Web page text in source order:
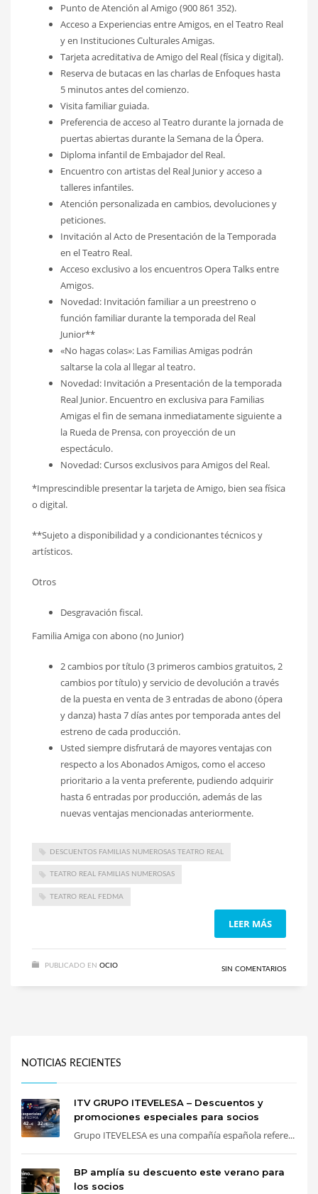
Punto de Atención al Amigo (900 861 352).
Acceso a Experiencias entre Amigos, en el Teatro Real
y en Instituciones Culturales Amigas.
Tarjeta acreditativa de Amigo del Real (física y digital).
Reserva de butacas en las charlas de Enfoques hasta
5 minutos antes del comienzo.
Visita familiar guiada.
Preferencia de acceso al Teatro durante la jornada de
puertas abiertas durante la Semana de la Ópera.
Diploma infantil de Embajador del Real.
Encuentro con artistas del Real Junior y acceso a
talleres infantiles.
Atención personalizada en cambios, devoluciones y
peticiones.
Invitación al Acto de Presentación de la Temporada
en el Teatro Real.
Acceso exclusivo a los encuentros Opera Talks entre
Amigos.
Novedad: Invitación familiar a un preestreno o
función familiar durante la temporada del Real
Junior**
«No hagas colas»: Las Familias Amigas podrán
saltarse la cola al llegar al teatro.
Novedad: Invitación a Presentación de la temporada
Real Junior. Encuentro en exclusiva para Familias
Amigas el fin de semana inmediatamente siguiente a
la Rueda de Prensa, con proyección de un
espectáculo.
Novedad: Cursos exclusivos para Amigos del Real.
*Imprescindible presentar la tarjeta de Amigo, bien sea física
o digital.
**Sujeto a disponibilidad y a condicionantes técnicos y
artísticos.
Otros
Desgravación fiscal.
Familia Amiga con abono (no Junior)
2 cambios por título (3 primeros cambios gratuitos, 2
cambios por título) y servicio de devolución a través
de la puesta en venta de 3 entradas de abono (ópera
y danza) hasta 7 días antes por temporada antes del
estreno de cada producción.
Usted siempre disfrutará de mayores ventajas con
respecto a los Abonados Amigos, como el acceso
prioritario a la venta preferente, pudiendo adquirir
hasta 6 entradas por producción, además de las
nuevas ventajas mencionadas anteriormente.
DESCUENTOS FAMILIAS NUMEROSAS TEATRO REAL
TEATRO REAL FAMILIAS NUMEROSAS
TEATRO REAL FEDMA
LEER MÁS
PUBLICADO EN OCIO SIN COMENTARIOS
NOTICIAS RECIENTES
ITV GRUPO ITEVELESA – Descuentos y
promociones especiales para socios
Grupo ITEVELESA es una compañía española refere...
BP amplía su descuento este verano para
los socios